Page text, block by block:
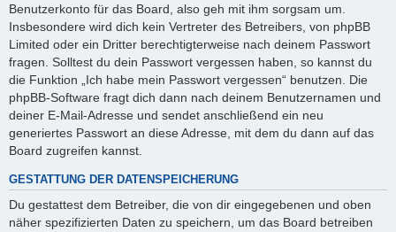
Benutzerkonto für das Board, also geh mit ihm sorgsam um.
Insbesondere wird dich kein Vertreter des Betreibers, von phpBB
Limited oder ein Dritter berechtigterweise nach deinem Passwort
fragen. Solltest du dein Passwort vergessen haben, so kannst du
die Funktion „Ich habe mein Passwort vergessen“ benutzen. Die
phpBB-Software fragt dich dann nach deinem Benutzernamen und
deiner E-Mail-Adresse und sendet anschließend ein neu
generiertes Passwort an diese Adresse, mit dem du dann auf das
Board zugreifen kannst.
GESTATTUNG DER DATENSPEICHERUNG
Du gestattest dem Betreiber, die von dir eingegebenen und oben
näher spezifizierten Daten zu speichern, um das Board betreiben